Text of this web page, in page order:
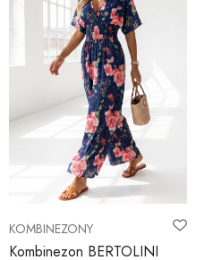
KOMBINEZONY
Kombinezon BERTOLINI